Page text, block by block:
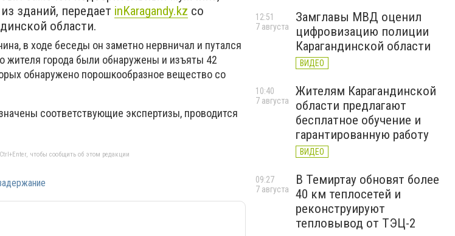
зданий, передает inKaragandy.kz со
области.
в ходе беседы он заметно нервничал и путался
жителя города были обнаружены и изъяты 42
обнаружено порошкообразное вещество со
соответствующие экспертизы, проводится
чтобы сообщить об этом редакции
Замглавы МВД оценил
цифровизацию полиции
Карагандинской области
ВИДЕО
12:51
7 августа
Жителям Карагандинской
области предлагают
бесплатное обучение и
гарантированную работу
ВИДЕО
10:40
7 августа
В Темиртау обновят более
40 км теплосетей и
реконструируют
тепловывод от ТЭЦ-2
09:27
7 августа